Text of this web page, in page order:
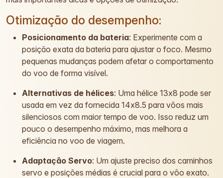
Otimização do desempenho:
Posicionamento da bateria: Experimente com a
posição exata da bateria para ajustar o foco. Mesmo
pequenas mudanças podem afetar o comportamento
do voo de forma visível.
Alternativas de hélices: Uma hélice 13x8 pode ser
usada em vez da fornecida 14x8.5 para vôos mais
silenciosos com maior tempo de voo. Isso reduz um
pouco o desempenho máximo, mas melhora a
eficiência no voo de viagem.
Adaptação Servo: Um ajuste preciso dos caminhos
servo e posições médias é crucial para o vôo exato.